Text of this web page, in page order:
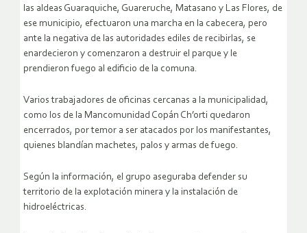
las aldeas Guaraquiche, Guareruche, Matasano y Las Flores, de
ese municipio, efectuaron una marcha en la cabecera, pero
ante la negativa de las autoridades ediles de recibirlas, se
enardecieron y comenzaron a destruir el parque y le
prendieron fuego al edificio de la comuna.
Varios trabajadores de oficinas cercanas a la municipalidad,
como los de la Mancomunidad Copán Ch’orti quedaron
encerrados, por temor a ser atacados por los manifestantes,
quienes blandían machetes, palos y armas de fuego.
Según la información, el grupo aseguraba defender su
territorio de la explotación minera y la instalación de
hidroeléctricas.